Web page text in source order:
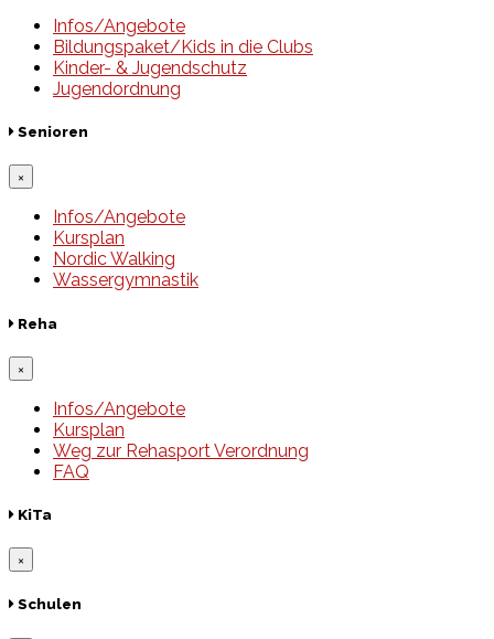
Infos/Angebote
Bildungspaket/Kids in die Clubs
Kinder- & Jugendschutz
Jugendordnung
Senioren
×
Infos/Angebote
Kursplan
Nordic Walking
Wassergymnastik
Reha
×
Infos/Angebote
Kursplan
Weg zur Rehasport Verordnung
FAQ
KiTa
×
Schulen